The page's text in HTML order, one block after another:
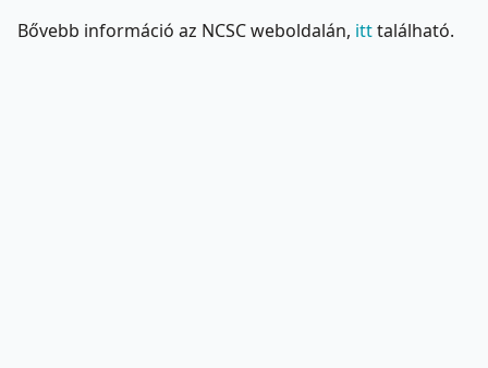
Bővebb információ az NCSC weboldalán, itttalálható.